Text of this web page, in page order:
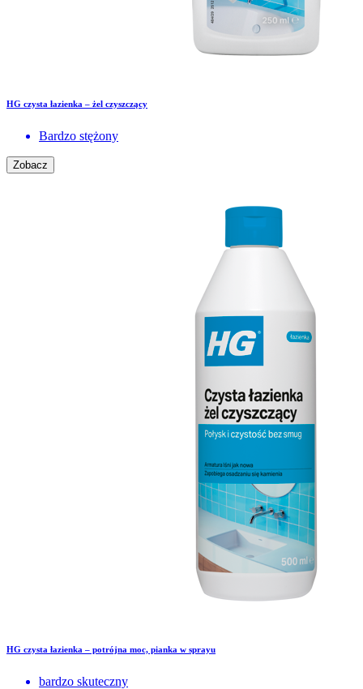
HG czysta łazienka – żel czyszczący
Bardzo stężony
Zobacz
HG czysta łazienka – potrójna moc, pianka w sprayu
bardzo skuteczny